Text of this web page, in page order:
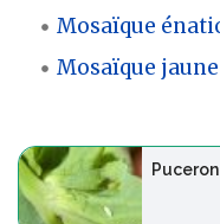
Mosaïque
Mosaïque